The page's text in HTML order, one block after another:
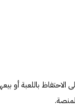
باللعبة أو